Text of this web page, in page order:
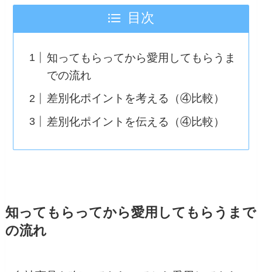
目次
知ってもらってから愛用してもらうま
での流れ
差別化ポイントを考える（④比較）
差別化ポイントを伝える（④比較）
知ってもらってから愛用してもらうまで
の流れ